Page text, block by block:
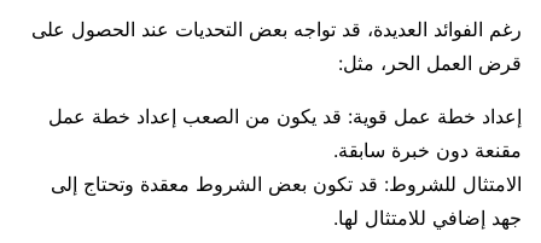
رغم الفوائد العديدة، قد تواجه بعض التحديات عند الحصول على
قرض العمل الحر، مثل:
إعداد خطة عمل قوية: قد يكون من الصعب إعداد خطة عمل
مقنعة دون خبرة سابقة.
الامتثال للشروط: قد تكون بعض الشروط معقدة وتحتاج إلى
جهد إضافي للامتثال لها.